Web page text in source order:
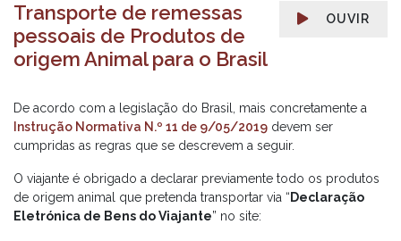
OUVIR
Transporte de remessas
pessoais de Produtos de
origem Animal para o Brasil
De acordo com a legislação do Brasil, mais concretamente a
Instrução Normativa N.º 11 de 9/05/2019 devem ser
cumpridas as regras que se descrevem a seguir.
O viajante é obrigado a declarar previamente todo os produtos
de origem animal que pretenda transportar via “ Declaração
Eletrónica de Bens do Viajante” no site: